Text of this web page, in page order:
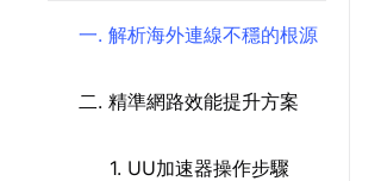
一. 解析海外連線不穩的根源
二. 精準網路效能提升方案
1. UU加速器操作步驟